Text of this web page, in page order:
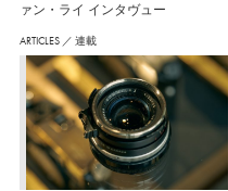
ァン・ライ インタヴュー
ARTICLES ／ 連載